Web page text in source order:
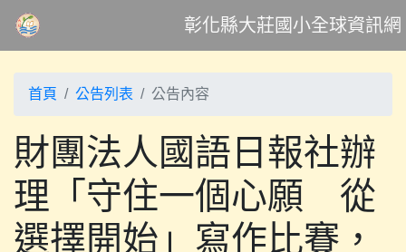
彰化縣大莊國小全球資訊網
首頁 公告列表 公告內容
財團法人國語日報社辦
理「守住一個心願 從
選擇開始」寫作比賽，